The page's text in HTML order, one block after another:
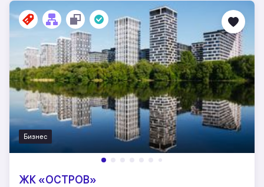
Бизнес
ЖК «ОСТРОВ»